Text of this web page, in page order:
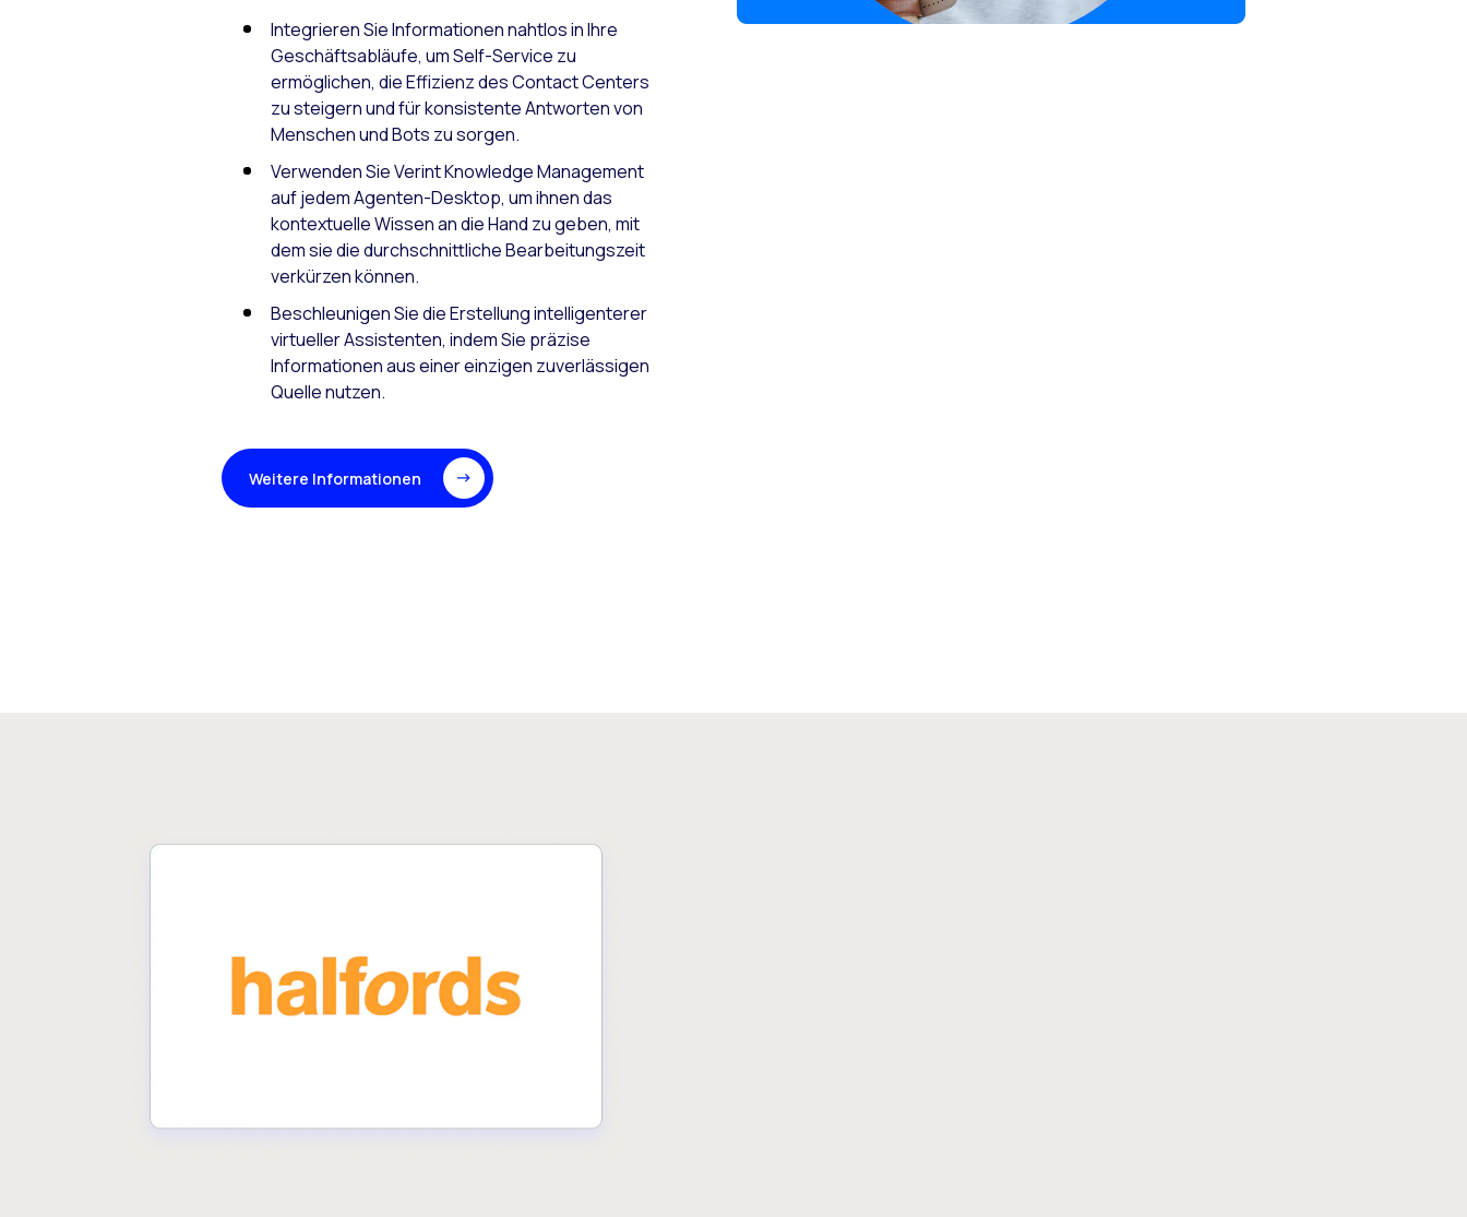
Integrieren Sie Informationen nahtlos in Ihre
Geschäftsabläufe, um Self-Service zu
ermöglichen, die Effizienz des Contact Centers
zu steigern und für konsistente Antworten von
Menschen und Bots zu sorgen.
Verwenden Sie Verint Knowledge Management
auf jedem Agenten-Desktop, um ihnen das
kontextuelle Wissen an die Hand zu geben, mit
dem sie die durchschnittliche Bearbeitungszeit
verkürzen können.
Beschleunigen Sie die Erstellung intelligenterer
virtueller Assistenten, indem Sie präzise
Informationen aus einer einzigen zuverlässigen
Quelle nutzen.
Weitere Informationen